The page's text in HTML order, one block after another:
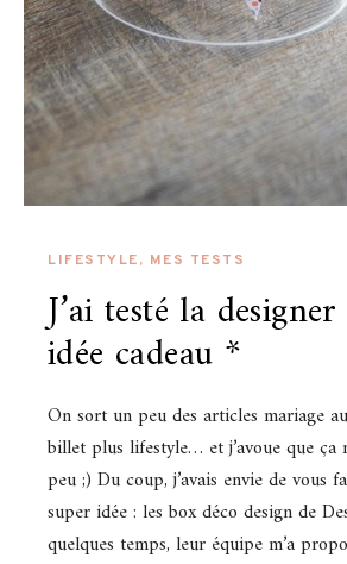
LIFESTYLE, MES TESTS
J’ai testé la
idée cadeau *
On sort un peu des articles mariage
billet plus lifestyle… et j’avoue que ça
peu ;) Du coup, j’avais envie de vous
super idée : les box déco design de
quelques temps, leur équipe m’a